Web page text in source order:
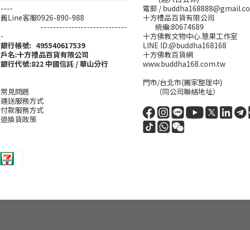
----
舊Line客服0926-890-988
----------------------------
-
銀行帳號: 495540617539
戶名:十方禮品百貨有限公司
銀行代號:822 中國信託 / 華山分行
常見問題
運送服務方式
付款服務方式
退換貨政策
電郵 /
十方禮品百貨有限公司
統編:80674689
十方佛教文物中心.慧果工作室
LINE ID:@buddha168168
十方佛教百貨網
www.buddha168.com.tw
門市/台北市(搬家整理中)
（同公司聯絡地址）